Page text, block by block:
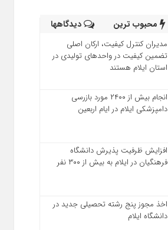
محبوب ترین دیدگاهها
مدیران کنترل کیفیت، ارکان اصلی
تضمین کیفیت در واحدهای تولیدی در
استان ایلام هستند
انجام بیش از ۲۴۰۰ مورد بازرسی
دامپزشکی ایلام در ایام اربعین
افزایش ظرفیت پذیرش دانشگاه
فرهنگیان در ایلام به بیش از ۳۰۰ نفر
اخذ مجوز پنج رشته تحصیلی جدید در
دانشگاه ايلام